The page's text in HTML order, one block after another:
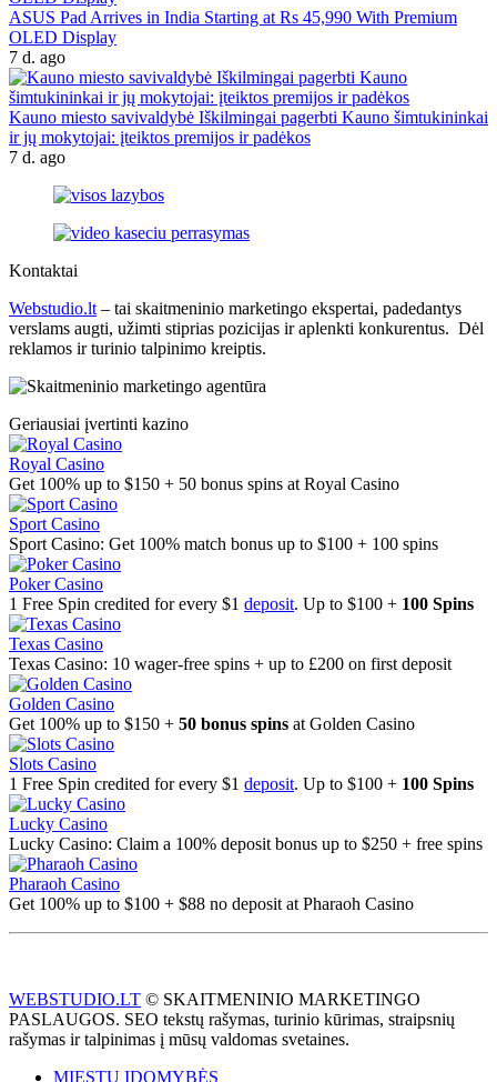
ASUS Pad Arrives in India Starting at Rs 45,990 With Premium
OLED Display
7 d. ago
Kauno miesto savivaldybė Iškilmingai pagerbti Kauno šimtukininkai
ir jų mokytojai: įteiktos premijos ir padėkos
7 d. ago
Kontaktai
Webstudio.lt – tai skaitmeninio marketingo ekspertai, padedantys
verslams augti, užimti stiprias pozicijas ir aplenkti konkurentus. Dėl
reklamos ir turinio talpinimo kreiptis.
Geriausiai įvertinti kazino
Royal Casino
Get 100% up to $150 + 50 bonus spins at Royal Casino
Sport Casino
Sport Casino: Get 100% match bonus up to $100 + 100 spins
Poker Casino
1 Free Spin credited for every $1 deposit. Up to $100 + 100 Spins
Texas Casino
Texas Casino: 10 wager-free spins + up to £200 on first deposit
Golden Casino
Get 100% up to $150 + 50 bonus spins at Golden Casino
Slots Casino
1 Free Spin credited for every $1 deposit. Up to $100 + 100 Spins
Lucky Casino
Lucky Casino: Claim a 100% deposit bonus up to $250 + free spins
Pharaoh Casino
Get 100% up to $100 + $88 no deposit at Pharaoh Casino
WEBSTUDIO.LT © SKAITMENINIO MARKETINGO
PASLAUGOS. SEO tekstų rašymas, turinio kūrimas, straipsnių
rašymas ir talpinimas į mūsų valdomas svetaines.
MIESTŲ ĮDOMYBĖS